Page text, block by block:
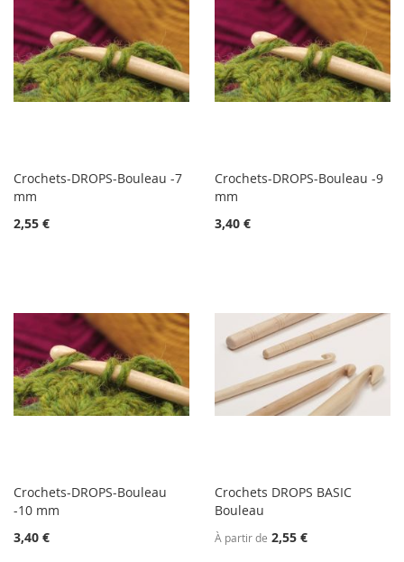
Crochets-DROPS-Bouleau -7
mm
2,55 €
Crochets-DROPS-Bouleau -9
mm
3,40 €
Crochets-DROPS-Bouleau
-10 mm
3,40 €
Crochets DROPS BASIC
Bouleau
À partir de 2,55 €